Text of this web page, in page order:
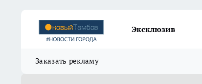
Эксклюзив
Заказать рекламу